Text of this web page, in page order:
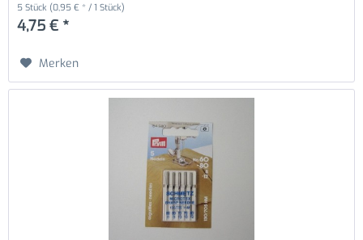
5 Stück (0,95 € * / 1 Stück)
4,75 € *
Merken